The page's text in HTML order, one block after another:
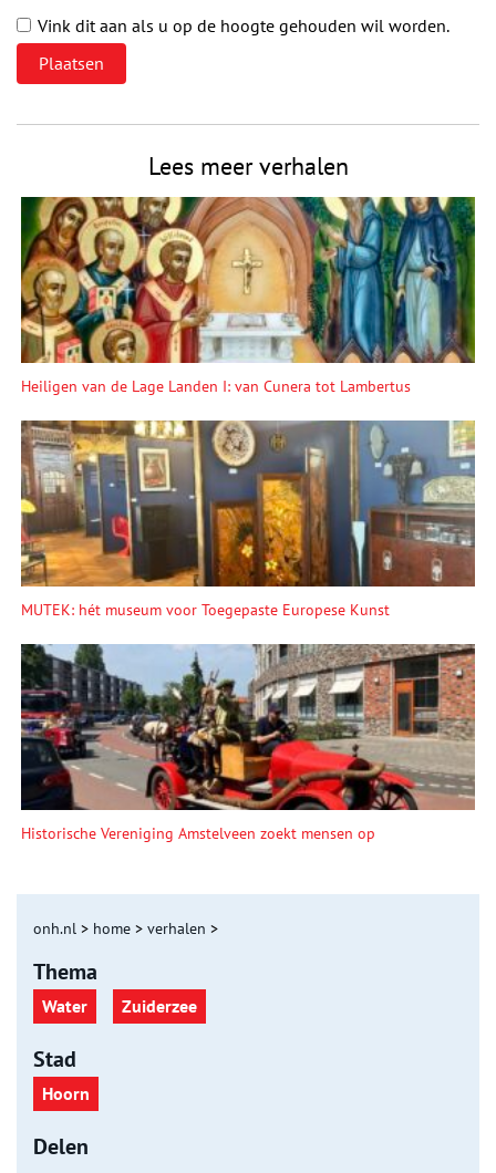
Vink dit aan als u op de hoogte gehouden wil worden.
Lees meer verhalen
Heiligen van de Lage Landen I: van Cunera tot Lambertus
MUTEK: hét museum voor Toegepaste Europese Kunst
Historische Vereniging Amstelveen zoekt mensen op
onh.nl > home > verhalen >
Thema
Water Zuiderzee
Stad
Hoorn
Delen